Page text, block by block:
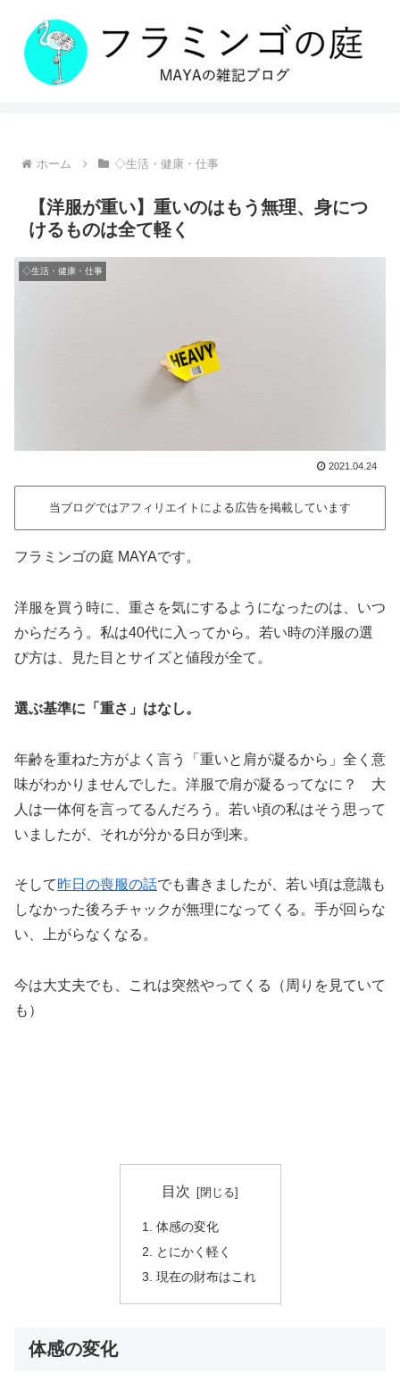
ホーム ◇生活・健康・仕事
【洋服が重い】重いのはもう無理、身につ
けるものは全て軽く
◇生活・健康・仕事
2021.04.24
当ブログではアフィリエイトによる広告を掲載しています
フラミンゴの庭 MAYAです。
洋服を買う時に、重さを気にするようになったのは、いつ
からだろう。私は40代に入ってから。若い時の洋服の選
び方は、見た目とサイズと値段が全て。
選ぶ基準に「重さ」はなし。
年齢を重ねた方がよく言う「重いと肩が凝るから」全く意
味がわかりませんでした。洋服で肩が凝るってなに？ 大
人は一体何を言ってるんだろう。若い頃の私はそう思って
いましたが、それが分かる日が到来。
そして昨日の喪服の話でも書きましたが、若い頃は意識も
しなかった後ろチャックが無理になってくる。手が回らな
い、上がらなくなる。
今は大丈夫でも、これは突然やってくる（周りを見ていて
も）
目次
体感の変化
とにかく軽く
現在の財布はこれ
体感の変化